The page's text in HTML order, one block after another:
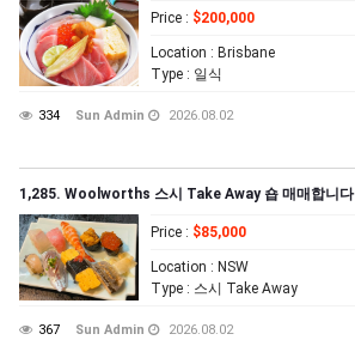
Price : $200,000
Location : Brisbane
Type : 일식
334 Sun Admin 2026.08.02
1,285. Woolworths 스시 Take Away 숍 매매합니다
Price : $85,000
Location : NSW
Type : 스시 Take Away
367 Sun Admin 2026.08.02